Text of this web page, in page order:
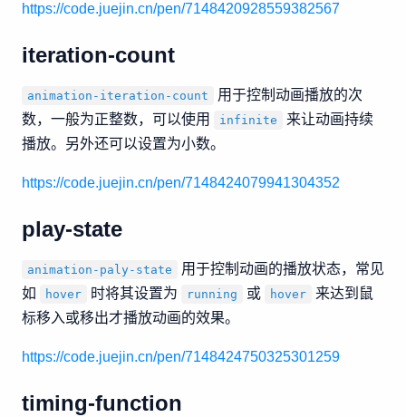
https://code.juejin.cn/pen/7148420928559382567
iteration-count
animation-iteration-count
用于控制动画播放的次
数，一般为正整数，可以使用
infinite
来让动画持续
播放。另外还可以设置为小数。
https://code.juejin.cn/pen/7148424079941304352
play-state
animation-paly-state
用于控制动画的播放状态，常见
如
hover 时将其设置为 running 或 hover
来达到鼠
标移入或移出才播放动画的效果。
https://code.juejin.cn/pen/7148424750325301259
timing-function